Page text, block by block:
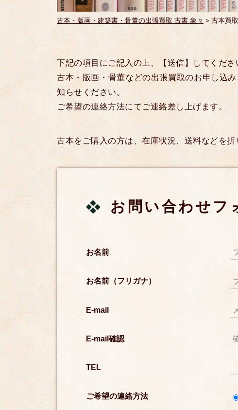
古本・版画・建築書・骨董の出張買取 古書 象々 > 古本買
下記の項目にご記入の上、【送信】してくださ
古本・版画・骨董などの出張買取のお申し込
知らせください。
ご希望の連絡方法にてご連絡差し上げます。
古本をご購入の方は、在庫状況、送料などを折
お問い合わせフ
お名前
お名前（フリガナ）
E-mail
E-mail確認
TEL
ご希望の連絡方法